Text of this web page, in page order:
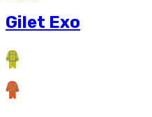
Gilet Exo